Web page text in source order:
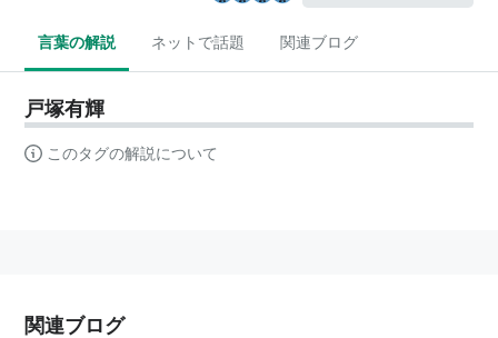
言葉の解説 ネットで話題 関連ブログ
戸塚有輝
このタグの解説について
関連ブログ